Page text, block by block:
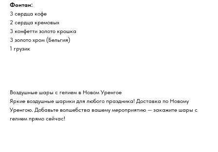
Фонтан:
3 сердца кофе
2 сердца кремовых
3 конфетти золото крошка
3 золото хром (Бельгия)
1 грузик
Воздушные шары с гелием в Новом Уренгое
Яркие воздушные шарики для любого праздника! Доставка по Новому
Уренгою. Добавьте волшебства вашему мероприятию — закажите шары с
гелием прямо сейчас!